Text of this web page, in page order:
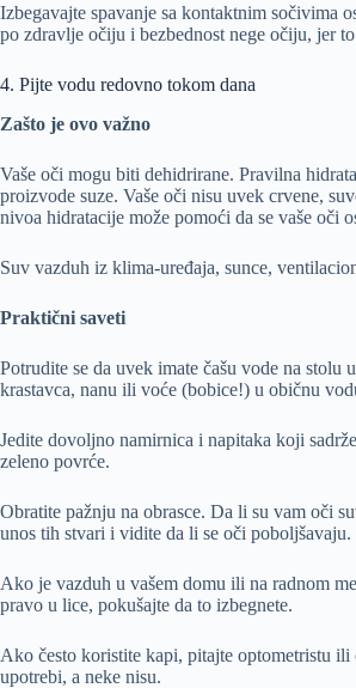
Izbegavajte spavanje sa kontaktnim sočivima
po zdravlje očiju i bezbednost nege očiju, jer
4. Pijte vodu redovno tokom dana
Zašto je ovo važno
Vaše oči mogu biti dehidrirane. Pravilna
proizvode suze. Vaše oči nisu uvek crvene,
nivoa hidratacije može pomoći da se vaše oči
Suv vazduh iz klima-uređaja, sunce,
Praktični saveti
Potrudite se da uvek imate čašu vode na
krastavca, nanu ili voće (bobice!) u običnu
Jedite dovoljno namirnica i napitaka koji
zeleno povrće.
Obratite pažnju na obrasce. Da li su vam oči
unos tih stvari i vidite da li se oči poboljšavaju.
Ako je vazduh u vašem domu ili na radnom
pravo u lice, pokušajte da to izbegnete.
Ako često koristite kapi, pitajte optometristu
upotrebi, a neke nisu.